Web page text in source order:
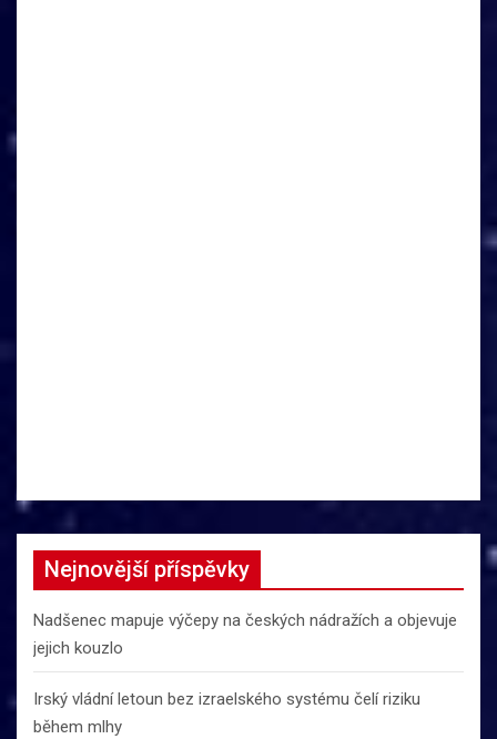
Nejnovější příspěvky
Nadšenec mapuje výčepy na českých nádražích a objevuje
jejich kouzlo
Irský vládní letoun bez izraelského systému čelí riziku
během mlhy